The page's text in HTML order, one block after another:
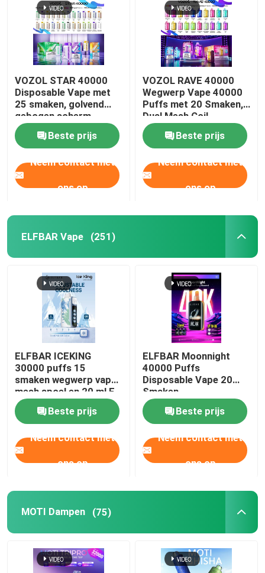
Thuis
Videos
Over ons
Fabrieksreis
Kwaliteitscontrole
Contacteer ons
Vraag een offerte aan
MOTI Dampen
VOZOL STAR 40000
Disposable Vape met
25 smaken, golvend
gebogen scherm,
dubbele mesh coil,
1000mAh oplaadbare
batterij
Beste prijs
Neem contact met
ons op
VOZOL RAVE 40000
Wegwerp Vape 40000
Puffs met 20 Smaken,
Dual Mesh Coil,
1000mAh Oplaadbare
BatterijBeste prijs
Neem contact met
ons op
ELFBAR Vape (251)
ELFBAR ICEKING
30000 puffs 15
smaken wegwerp vape
mesh spoel en 20 ml E-
vloeistof capaciteit
Beste prijs
Neem contact met
ons op
ELFBAR Moonnight
40000 Puffs
Disposable Vape 20
Smaken
Beste prijs
Neem contact met
ons op
MOTI Dampen (75)